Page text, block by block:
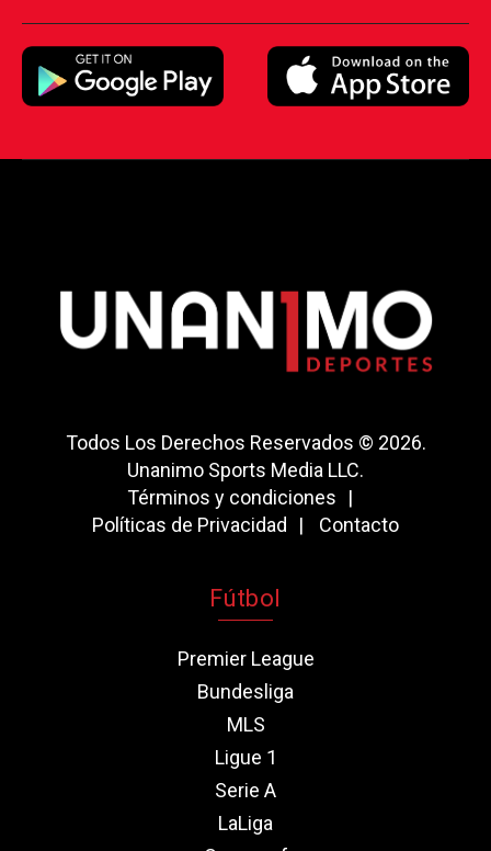
Todos Los Derechos Reservados © 2026.
Unanimo Sports Media LLC.
Términos y condiciones
Políticas de Privacidad
Contacto
Fútbol
Premier League
Bundesliga
MLS
Ligue 1
Serie A
LaLiga